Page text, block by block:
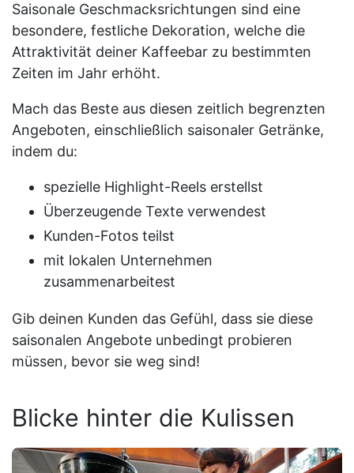
Saisonale Geschmacksrichtungen sind eine
besondere, festliche Dekoration, welche die
Attraktivität deiner Kaffeebar zu bestimmten
Zeiten im Jahr erhöht.
Mach das Beste aus diesen zeitlich begrenzten
Angeboten, einschließlich saisonaler Getränke,
indem du:
spezielle Highlight-Reels erstellst
Überzeugende Texte verwendest
Kunden-Fotos teilst
mit lokalen Unternehmen
zusammenarbeitest
Gib deinen Kunden das Gefühl, dass sie diese
saisonalen Angebote unbedingt probieren
müssen, bevor sie weg sind!
Blicke hinter die Kulissen